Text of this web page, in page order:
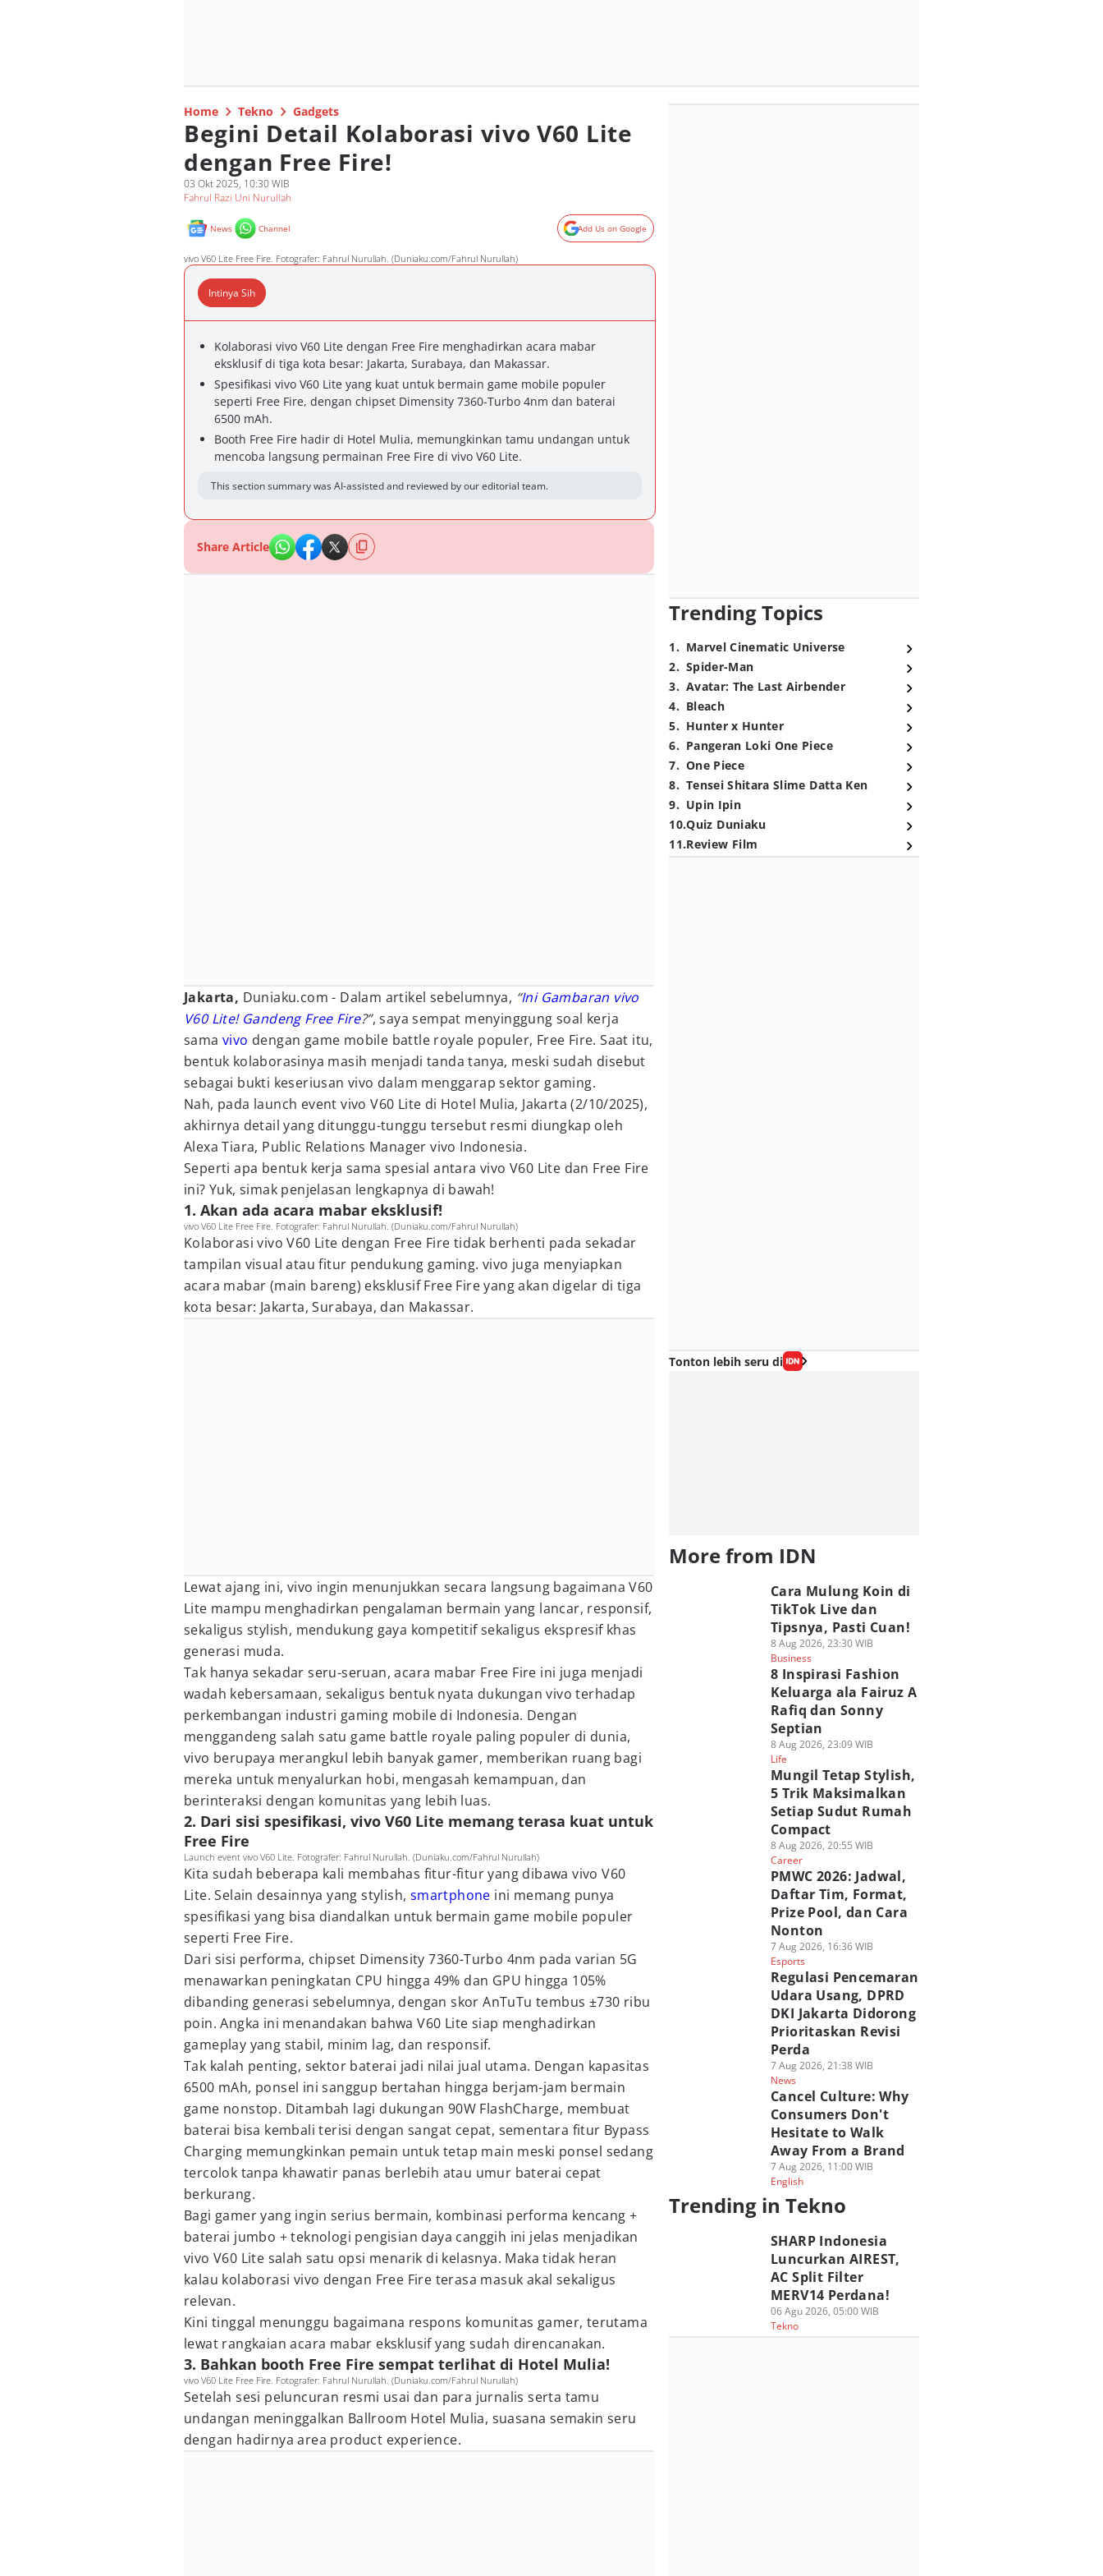
Home Tekno Gadgets
Begini Detail Kolaborasi vivo V60 Lite
dengan Free Fire!
03 Okt 2025, 10:30 WIB
Fahrul Razi Uni Nurullah
News Channel Add Us on Google
vivo V60 Lite Free Fire. Fotografer: Fahrul Nurullah. (Duniaku.com/Fahrul Nurullah)
Intinya Sih
Kolaborasi vivo V60 Lite dengan Free Fire menghadirkan acara mabar
eksklusif di tiga kota besar: Jakarta, Surabaya, dan Makassar.
Spesifikasi vivo V60 Lite yang kuat untuk bermain game mobile populer
seperti Free Fire, dengan chipset Dimensity 7360-Turbo 4nm dan baterai
6500 mAh.
Booth Free Fire hadir di Hotel Mulia, memungkinkan tamu undangan untuk
mencoba langsung permainan Free Fire di vivo V60 Lite.
This section summary was AI-assisted and reviewed by our editorial team.
Share Article
Jakarta, Duniaku.com - Dalam artikel sebelumnya, “Ini Gambaran vivo
V60 Lite! Gandeng Free Fire?”, saya sempat menyinggung soal kerja
sama vivo dengan game mobile battle royale populer, Free Fire. Saat itu,
bentuk kolaborasinya masih menjadi tanda tanya, meski sudah disebut
sebagai bukti keseriusan vivo dalam menggarap sektor gaming.
Nah, pada launch event vivo V60 Lite di Hotel Mulia, Jakarta (2/10/2025),
akhirnya detail yang ditunggu-tunggu tersebut resmi diungkap oleh
Alexa Tiara, Public Relations Manager vivo Indonesia.
Seperti apa bentuk kerja sama spesial antara vivo V60 Lite dan Free Fire
ini? Yuk, simak penjelasan lengkapnya di bawah!
1. Akan ada acara mabar eksklusif!
vivo V60 Lite Free Fire. Fotografer: Fahrul Nurullah. (Duniaku.com/Fahrul Nurullah)
Kolaborasi vivo V60 Lite dengan Free Fire tidak berhenti pada sekadar
tampilan visual atau fitur pendukung gaming. vivo juga menyiapkan
acara mabar (main bareng) eksklusif Free Fire yang akan digelar di tiga
kota besar: Jakarta, Surabaya, dan Makassar.
Lewat ajang ini, vivo ingin menunjukkan secara langsung bagaimana V60
Lite mampu menghadirkan pengalaman bermain yang lancar, responsif,
sekaligus stylish, mendukung gaya kompetitif sekaligus ekspresif khas
generasi muda.
Tak hanya sekadar seru-seruan, acara mabar Free Fire ini juga menjadi
wadah kebersamaan, sekaligus bentuk nyata dukungan vivo terhadap
perkembangan industri gaming mobile di Indonesia. Dengan
menggandeng salah satu game battle royale paling populer di dunia,
vivo berupaya merangkul lebih banyak gamer, memberikan ruang bagi
mereka untuk menyalurkan hobi, mengasah kemampuan, dan
berinteraksi dengan komunitas yang lebih luas.
2. Dari sisi spesifikasi, vivo V60 Lite memang terasa kuat untuk
Free Fire
Launch event vivo V60 Lite. Fotografer: Fahrul Nurullah. (Duniaku.com/Fahrul Nurullah)
Kita sudah beberapa kali membahas fitur-fitur yang dibawa vivo V60
Lite. Selain desainnya yang stylish, smartphone ini memang punya
spesifikasi yang bisa diandalkan untuk bermain game mobile populer
seperti Free Fire.
Dari sisi performa, chipset Dimensity 7360-Turbo 4nm pada varian 5G
menawarkan peningkatan CPU hingga 49% dan GPU hingga 105%
dibanding generasi sebelumnya, dengan skor AnTuTu tembus ±730 ribu
poin. Angka ini menandakan bahwa V60 Lite siap menghadirkan
gameplay yang stabil, minim lag, dan responsif.
Tak kalah penting, sektor baterai jadi nilai jual utama. Dengan kapasitas
6500 mAh, ponsel ini sanggup bertahan hingga berjam-jam bermain
game nonstop. Ditambah lagi dukungan 90W FlashCharge, membuat
baterai bisa kembali terisi dengan sangat cepat, sementara fitur Bypass
Charging memungkinkan pemain untuk tetap main meski ponsel sedang
tercolok tanpa khawatir panas berlebih atau umur baterai cepat
berkurang.
Bagi gamer yang ingin serius bermain, kombinasi performa kencang +
baterai jumbo + teknologi pengisian daya canggih ini jelas menjadikan
vivo V60 Lite salah satu opsi menarik di kelasnya. Maka tidak heran
kalau kolaborasi vivo dengan Free Fire terasa masuk akal sekaligus
relevan.
Kini tinggal menunggu bagaimana respons komunitas gamer, terutama
lewat rangkaian acara mabar eksklusif yang sudah direncanakan.
3. Bahkan booth Free Fire sempat terlihat di Hotel Mulia!
vivo V60 Lite Free Fire. Fotografer: Fahrul Nurullah. (Duniaku.com/Fahrul Nurullah)
Setelah sesi peluncuran resmi usai dan para jurnalis serta tamu
undangan meninggalkan Ballroom Hotel Mulia, suasana semakin seru
dengan hadirnya area product experience.
Trending Topics
1. Marvel Cinematic Universe
2. Spider-Man
3. Avatar: The Last Airbender
4. Bleach
5. Hunter x Hunter
6. Pangeran Loki One Piece
7. One Piece
8. Tensei Shitara Slime Datta Ken
9. Upin Ipin
10.Quiz Duniaku
11.Review Film
Tonton lebih seru di
More from IDN
Cara Mulung Koin di
TikTok Live dan
Tipsnya, Pasti Cuan!
8 Aug 2026, 23:30 WIB
Business
8 Inspirasi Fashion
Keluarga ala Fairuz A
Rafiq dan Sonny
Septian
8 Aug 2026, 23:09 WIB
Life
Mungil Tetap Stylish,
5 Trik Maksimalkan
Setiap Sudut Rumah
Compact
8 Aug 2026, 20:55 WIB
Career
PMWC 2026: Jadwal,
Daftar Tim, Format,
Prize Pool, dan Cara
Nonton
7 Aug 2026, 16:36 WIB
Esports
Regulasi Pencemaran
Udara Usang, DPRD
DKI Jakarta Didorong
Prioritaskan Revisi
Perda
7 Aug 2026, 21:38 WIB
News
Cancel Culture: Why
Consumers Don't
Hesitate to Walk
Away From a Brand
7 Aug 2026, 11:00 WIB
English
Trending in Tekno
SHARP Indonesia
Luncurkan AIREST,
AC Split Filter
MERV14 Perdana!
06 Agu 2026, 05:00 WIB
Tekno